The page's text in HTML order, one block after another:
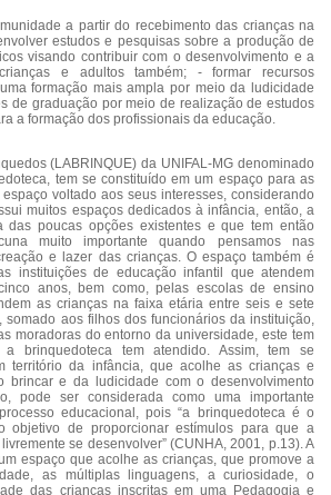
a partir do recebimento das crianças na
estudos e pesquisas sobre a produção de
visando contribuir com o desenvolvimento e a
e adultos também; - formar recursos
formação mais ampla por meio da ludicidade
de graduação por meio de realização de estudos
a formação dos profissionais da educação.
(LABRINQUE) da UNIFAL-MG denominado
tem se constituído em um espaço para as
voltado aos seus interesses, considerando
muitos espaços dedicados à infância, então, a
das poucas opções existentes e que tem então
muito importante quando pensamos nas
e lazer das crianças. O espaço também é
instituições de educação infantil que atendem
anos, bem como, pelas escolas de ensino
as crianças na faixa etária entre seis e sete
somado aos filhos dos funcionários da instituição,
moradoras do entorno da universidade, este tem
brinquedoteca tem atendido. Assim, tem se
território da infância, que acolhe as crianças e
brincar e da ludicidade com o desenvolvimento
pode ser considerada como uma importante
educacional, pois “a brinquedoteca é o
objetivo de proporcionar estímulos para que a
se desenvolver” (CUNHA, 2001, p.13). A
espaço que acolhe as crianças, que promove a
as múltiplas linguagens, a curiosidade, o
das crianças inscritas em uma Pedagogia e